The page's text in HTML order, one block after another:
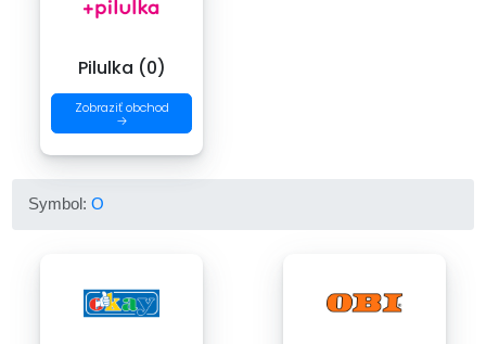
Pilulka (0)
Zobraziť obchod
→
Symbol:O